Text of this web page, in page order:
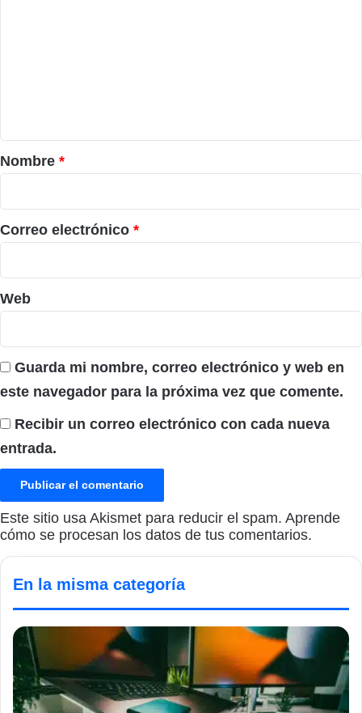
r
i
o
*
Nombre *
Correo electrónico *
Web
Guarda mi nombre, correo electrónico y web en
este navegador para la próxima vez que comente.
Recibir un correo electrónico con cada nueva
entrada.
Este sitio usa Akismet para reducir el spam. Aprende
cómo se procesan los datos de tus comentarios.
En la misma categoría